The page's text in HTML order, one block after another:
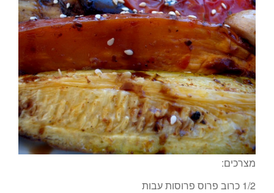
מצרכים:
1/2 כרוב פרוס פרוסות עבות